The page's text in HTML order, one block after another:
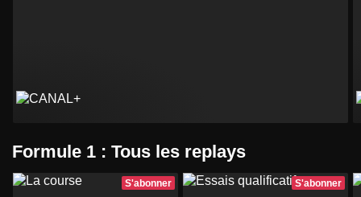
Formule 1 : Tous les replays
S'abonner S'abonner